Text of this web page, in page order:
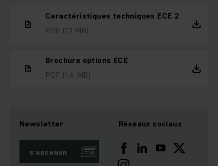
Caractéristiques techniques ECE 2
PDF (1,1 MB)
Brochure options ECE
PDF (1,6 MB)
Newsletter
S'ABONNER
Réseaux sociaux